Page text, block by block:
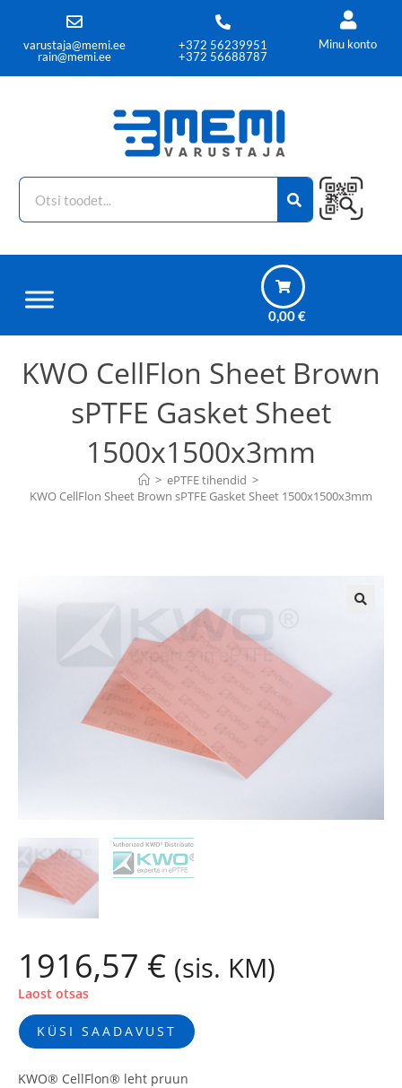
varustaja@memi.ee
rain@memi.ee
+372 56239951
+372 56688787
Minu konto
0,00€
KWO CellFlon Sheet Brown
sPTFE Gasket Sheet
1500x1500x3mm
> ePTFE tihendid >
KWO CellFlon Sheet Brown sPTFE Gasket Sheet 1500x1500x3mm
1916,57 € (sis. KM)
Laost otsas
KÜSI SAADAVUST
KWO® CellFlon® leht pruun